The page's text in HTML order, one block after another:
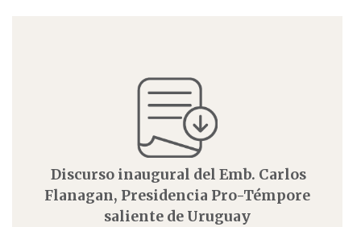
Discurso inaugural del Emb. Carlos
Flanagan, Presidencia Pro-Témpore
saliente de Uruguay